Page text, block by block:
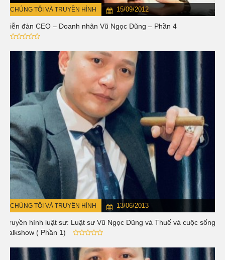
CHÚNG TÔI VÀ TRUYỀN HÌNH 15/09/2012
Diễn đàn CEO – Doanh nhân Vũ Ngọc Dũng – Phần 4
CHÚNG TÔI VÀ TRUYỀN HÌNH 13/06/2013
Truyền hình luật sư: Luật sư Vũ Ngọc Dũng và Thuế và cuộc sống -
Talkshow ( Phần 1)